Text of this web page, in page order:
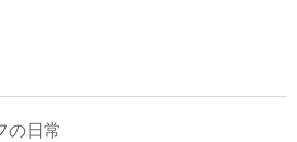
の日常